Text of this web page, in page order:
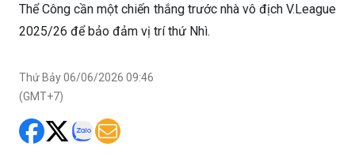
Thể Công cần một chiến thắng trước nhà vô địch V.League
2025/26 để bảo đảm vị trí thứ Nhì.
Thứ Bảy 06/06/2026 09:46
(GMT+7)